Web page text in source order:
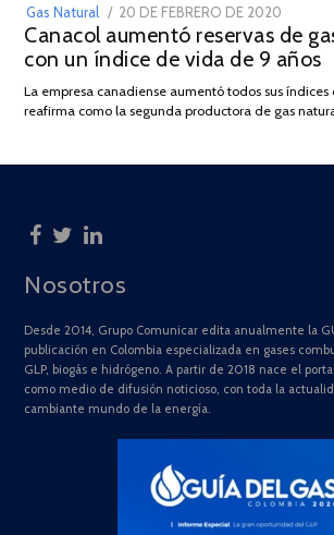
Gas Natural
POSTED
ON
20 DE FEBRERO DE 2020
DE
JULIO
2025
Canacol aumentó reservas de
con un índice de vida de 9 años
La empresa canadiense aumentó todos sus índices
reafirma como la segunda productora de gas
Nosotros
Desde 2014, Grupo Comunicar edita anualmente la
publicación en Colombia especializada en gases
GLP, biogás e hidrógeno. A partir de 2018 nace el
como medio de difusión noticioso, con toda la
cambiante mundo de la energía.